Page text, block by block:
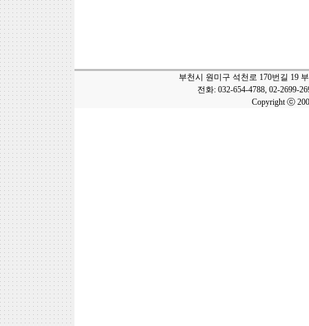
부천시 원미구 석천로 170번길 19
전화: 032-654-4788, 02-2699-
Copyright ⓒ